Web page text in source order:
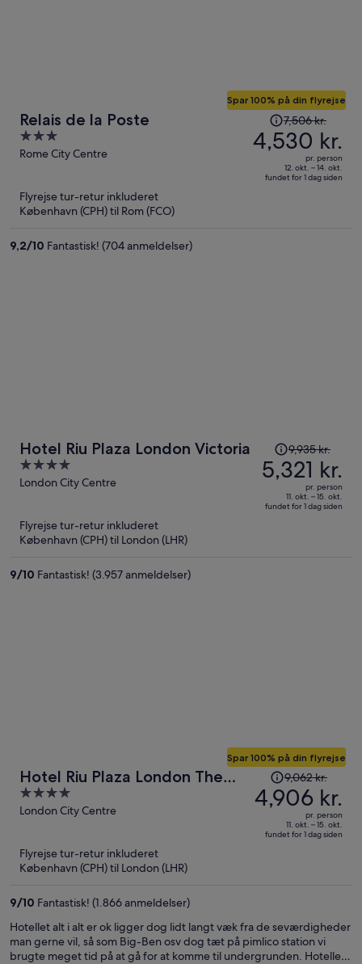
Relais de la Poste
3
out
Rome City Centre
Spar 100% på din flyrejse
Prisen
var
7,506 kr.,
prisen
7,506 kr.
4,530 kr.
pr. person
12. okt. – 14. okt.
fundet for 1 dag siden
Flyrejse tur-retur inkluderet
København (CPH) til Rom (FCO)
9,2/10 Fantastisk! (704 anmeldelser)
Hotel Riu Plaza London Victoria
4
out
London City Centre
Prisen
var
9,935 kr.,
prisen
er
9,935 kr.
5,321 kr.
pr. person
11. okt. – 15. okt.
fundet for 1 dag siden
Flyrejse tur-retur inkluderet
København (CPH) til London (LHR)
9/10 Fantastisk! (3.957 anmeldelser)
Hotel Riu Plaza London The
Westminster
4
out
5
London City Centre
Spar 100% på din flyrejse
Prisen
var
9,062 kr.,
prisen
9,062 kr.
4,906 kr.
pr. person
11. okt. – 15. okt.
fundet for 1 dag siden
Flyrejse tur-retur inkluderet
København (CPH) til London (LHR)
9/10 Fantastisk! (1.866 anmeldelser)
Hotellet alt i alt er ok ligger dog lidt langt væk fra de seværdigheder
man gerne vil, så som Big-Ben osv dog tæt på pimlico station vi
brugte meget tid på at gå for at komme til undergrunden. Hotellet